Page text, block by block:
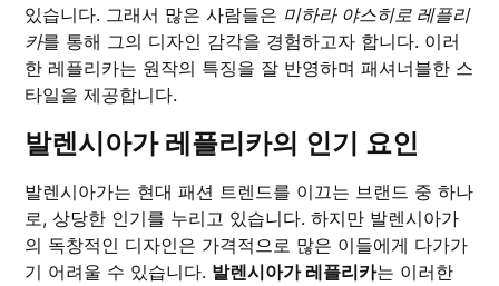
있습니다. 그래서 많은 사람들은 미하라 야스히로 레플리
카를 통해 그의 디자인 감각을 경험하고자 합니다. 이러
한 레플리카는 원작의 특징을 잘 반영하며 패셔너블한 스
타일을 제공합니다.
발렌시아가 레플리카의 인기 요인
발렌시아가는 현대 패션 트렌드를 이끄는 브랜드 중 하나
로, 상당한 인기를 누리고 있습니다. 하지만 발렌시아가
의 독창적인 디자인은 가격적으로 많은 이들에게 다가가
기 어려울 수 있습니다. 발렌시아가 레플리카는 이러한